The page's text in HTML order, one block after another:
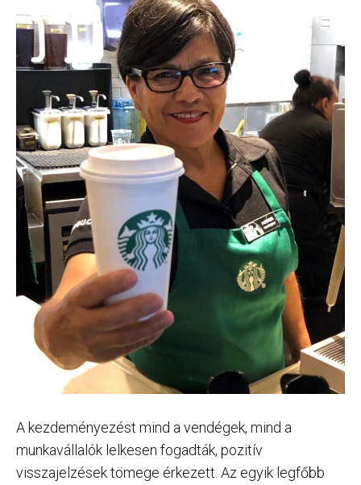
A kezdeményezést mind a vendégek, mind a
munkavállalók lelkesen fogadták, pozitív
visszajelzések tömege érkezett. Az egyik legfőbb